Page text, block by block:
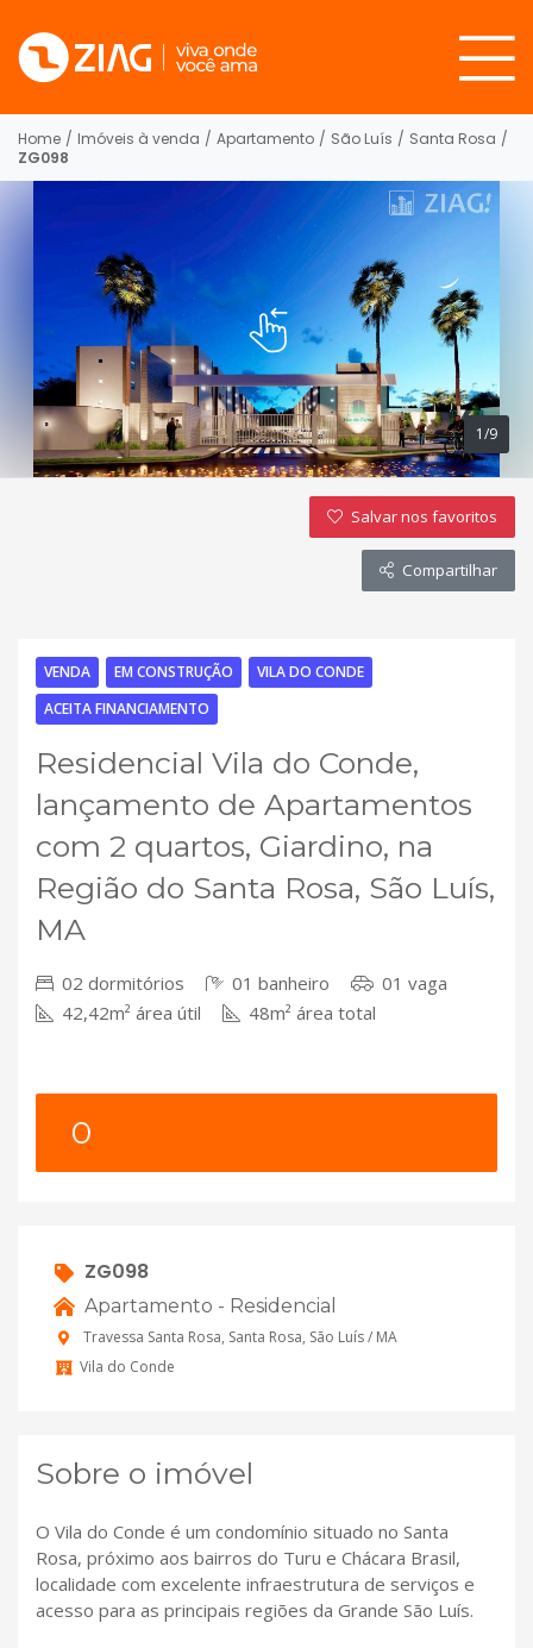
Home / Imóveis à venda / Apartamento / São Luís / Santa Rosa /
ZG098
1/9
Salvar nos favoritos
Compartilhar
VENDA EM CONSTRUÇÃO
VILA DO CONDE
ACEITA FINANCIAMENTO
Residencial Vila do Conde,
lançamento de Apartamentos
com 2 quartos, Giardino, na
Região do Santa Rosa, São Luís,
MA
02 dormitórios 01 banheiro
01 vaga
42,42m² área útil
48m² área total
0
ZG098
Apartamento - Residencial
Travessa Santa Rosa, Santa Rosa, São Luís / MA
Vila do Conde
Sobre o imóvel
O Vila do Conde é um condomínio situado no Santa
Rosa, próximo aos bairros do Turu e Chácara Brasil,
localidade com excelente infraestrutura de serviços e
acesso para as principais regiões da Grande São Luís.